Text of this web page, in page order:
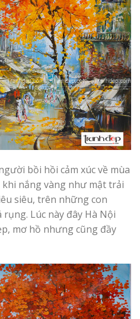
bồi hồi cảm xúc về mùa
nắng vàng như mật trải
siêu, trên những con
Lúc này đây Hà Nội
mơ hồ nhưng cũng đầy